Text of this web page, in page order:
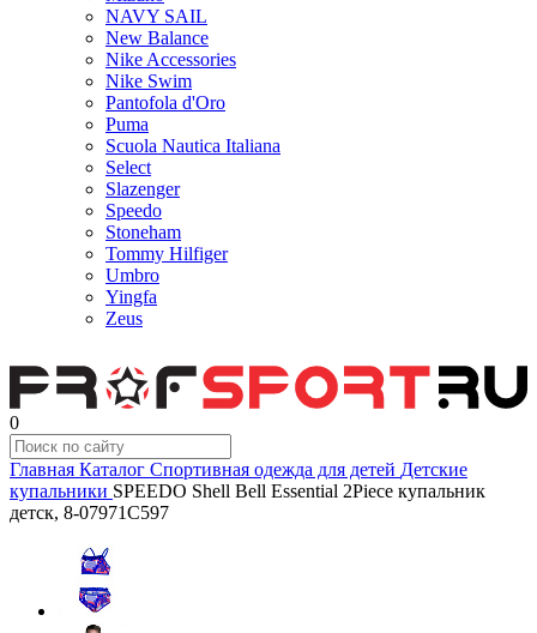
NAVY SAIL
New Balance
Nike Accessories
Nike Swim
Pantofola d'Oro
Puma
Scuola Nautica Italiana
Select
Slazenger
Speedo
Stoneham
Tommy Hilfiger
Umbro
Yingfa
Zeus
0
Главная Каталог Спортивная одежда для детей Детские
купальники SPEEDO Shell Bell Essential 2Piece купальник
детск, 8-07971C597